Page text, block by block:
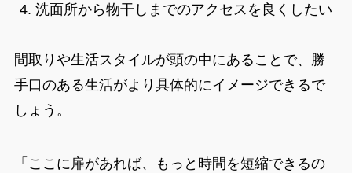
洗面所から物干しまでのアクセスを良くしたい
間取りや生活スタイルが頭の中にあることで、勝
手口のある生活がより具体的にイメージできるで
しょう。
「ここに扉があれば、もっと時間を短縮できるの